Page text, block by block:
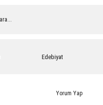
Edebiyat
Yorum Yap